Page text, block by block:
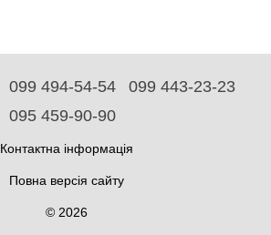
099 494-54-54
099 443-23-23
095 459-90-90
Контактна інформація
Повна версія сайту
© 2026